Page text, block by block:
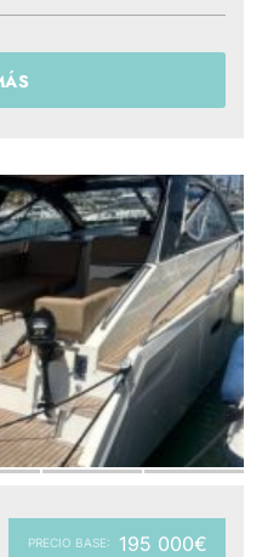
PRECIO BASE: 195 000€